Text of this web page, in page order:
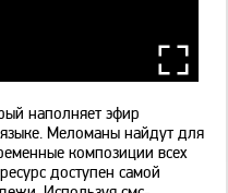
наполняет эфир
Меломаны найдут для
композиции всех
доступен самой